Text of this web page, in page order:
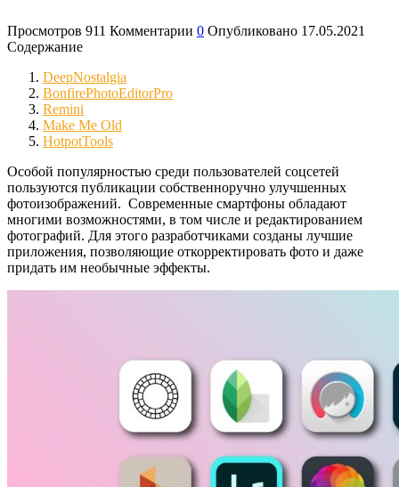
Просмотров 911 Комментарии 0 Опубликовано 17.05.2021
Содержание
DeepNostalgia
BonfirePhotoEditorPro
Remini
Make Me Old
HotpotTools
Особой популярностью среди пользователей соцсетей
пользуются публикации собственноручно улучшенных
фотоизображений. Современные смартфоны обладают
многими возможностями, в том числе и редактированием
фотографий. Для этого разработчиками созданы лучшие
приложения, позволяющие откорректировать фото и даже
придать им необычные эффекты.